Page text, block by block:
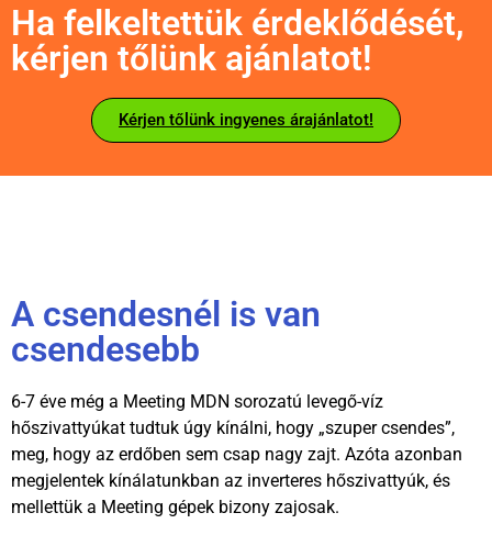
Ha felkeltettük érdeklődését,
kérjen tőlünk ajánlatot!
Kérjen tőlünk ingyenes árajánlatot!
A csendesnél is van
csendesebb
6-7 éve még a Meeting MDN sorozatú levegő-víz
hőszivattyúkat tudtuk úgy kínálni, hogy „szuper csendes”,
meg, hogy az erdőben sem csap nagy zajt. Azóta azonban
megjelentek kínálatunkban az inverteres hőszivattyúk, és
mellettük a Meeting gépek bizony zajosak.